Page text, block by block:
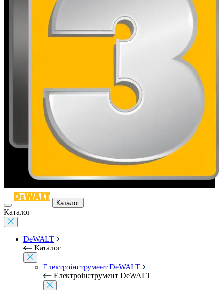
Каталог
Каталог
DeWALT
Каталог
Електроінструмент DeWALT
Електроінструмент DeWALT